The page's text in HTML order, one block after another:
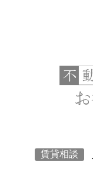
賃貸相談